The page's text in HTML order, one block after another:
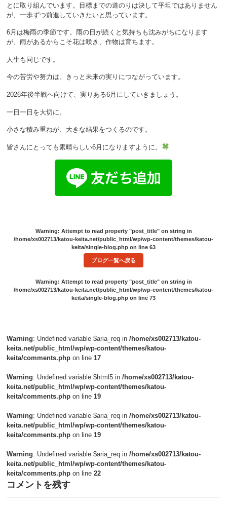
とに取り組んでいます。目標までの道のりは決して平坦ではありません
が、一歩ずつ前進していきたいと思っています。
6月は梅雨の季節です。雨の日が続くと気持ちも沈みがちになります
が、雨があるからこそ花は咲き、作物は育ちます。
人生も同じです。
今の苦労や努力は、きっと未来の実りにつながっています。
2026年後半戦へ向けて、実りある6月にしていきましょう。
一日一日を大切に。
小さな積み重ねが、大きな結果をつくるのです。
皆さんにとっても素晴らしい6月になりますように。
Warning: Attempt to read property "post_title" on string in
/home/xs002713/katou-keita.net/public_html/wp/wp-content/themes/katou-
keita/single-blog.php on line 63
ブログ一覧へ戻る
Warning: Attempt to read property "post_title" on string in
/home/xs002713/katou-keita.net/public_html/wp/wp-content/themes/katou-
keita/single-blog.php on line 73
Warning: Undefined variable $aria_req in/home/xs002713/katou-
keita.net/public_html/wp/wp-content/themes/katou-
keita/comments.php on line17
Warning: Undefined variable $html5 in/home/xs002713/katou-
keita.net/public_html/wp/wp-content/themes/katou-
keita/comments.php on line19
Warning: Undefined variable $aria_req in/home/xs002713/katou-
keita.net/public_html/wp/wp-content/themes/katou-
keita/comments.php on line19
Warning: Undefined variable $aria_req in/home/xs002713/katou-
keita.net/public_html/wp/wp-content/themes/katou-
keita/comments.php on line22
コメントを残す